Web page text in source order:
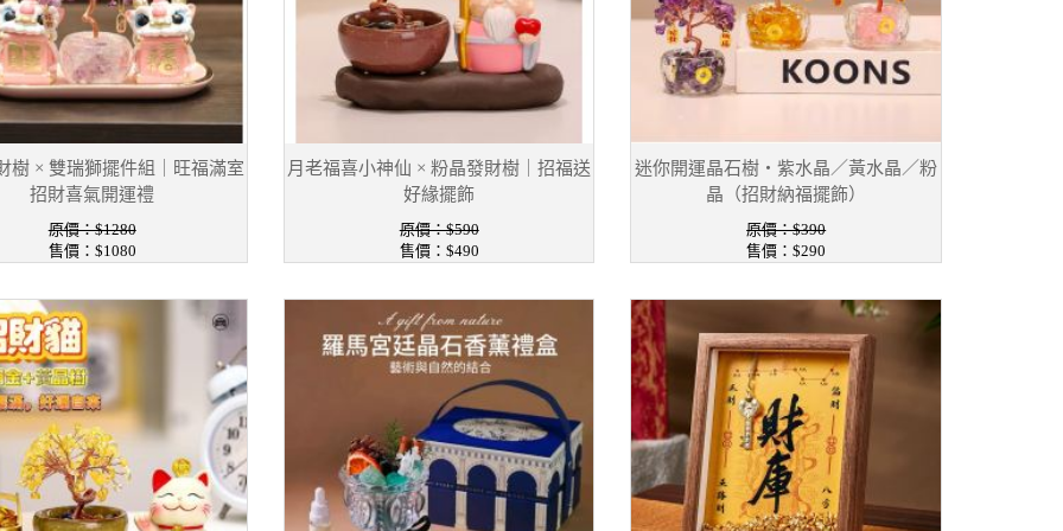
樹 × 雙瑞獅擺件組｜旺福滿室
招財喜氣開運禮
原價：$1280
售價：$1080
月老福喜小神仙 × 粉晶發財樹｜招福送
好緣擺飾
原價：$590
售價：$490
迷你開運晶石樹・紫水晶／黃水晶／粉
晶（招財納福擺飾）
原價：$390
售價：$290